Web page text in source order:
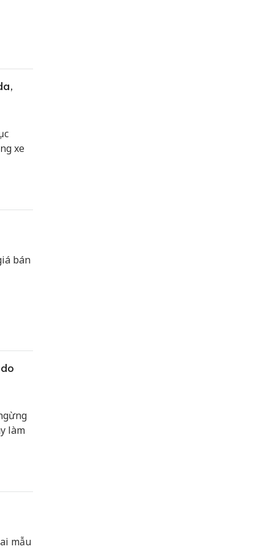
xe
bán
làm
mẫu